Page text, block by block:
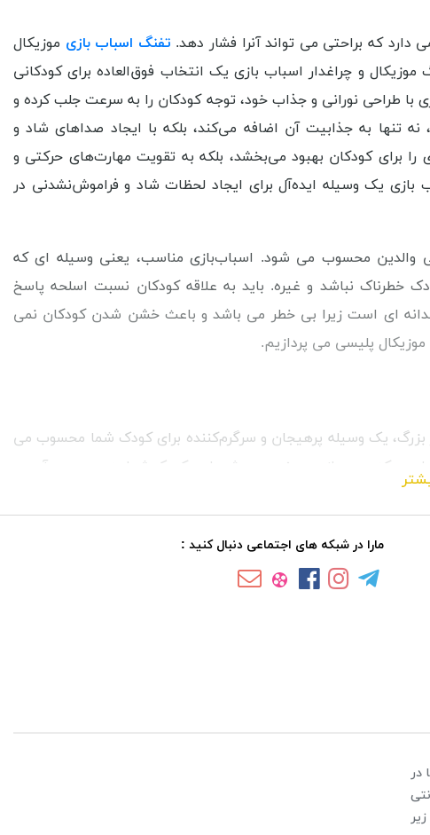
که براحتی می تواند آنرا فشار دهد. تفنگ اسباب بازی موزیکال
و چراغدار اسباب بازی یک انتخاب فوق‌العاده برای کودکانی
با طراحی نورانی و جذاب خود، توجه کودکان را به سرعت جلب کرده و
تنها به جذابیت آن اضافه می‌کند، بلکه با ایجاد صداهای شاد و
را برای کودکان بهبود می‌بخشد، بلکه به تقویت مهارت‌های حرکتی و
یک وسیله ایده‌آل برای ایجاد لحظات شاد و فراموش‌نشدنی در
والدین محسوب می‌ شود. اسباب‌بازی مناسب، یعنی وسیله‌ ای که
خطرناک نباشد و غیره. باید به علاقه کودکان نسبت اسلحه پاسخ
ای است زیرا بی خطر می باشد و باعث خشن شدن کودکان نمی
پلیسی می‌ پردازیم.
بزرگ، یک وسیله پرهیجان و سرگرم‌کننده برای کودک شما محسوب می‌
است که حس بازی و جنب‌ و جوش را در کودک شما به وجود می‌ آورد.
خاصی به خرج می‌ دهید، با ما همراه باشید تا در ادامه شاهد
مارا در شبکه های اجتماعی دنبال کنید :
در